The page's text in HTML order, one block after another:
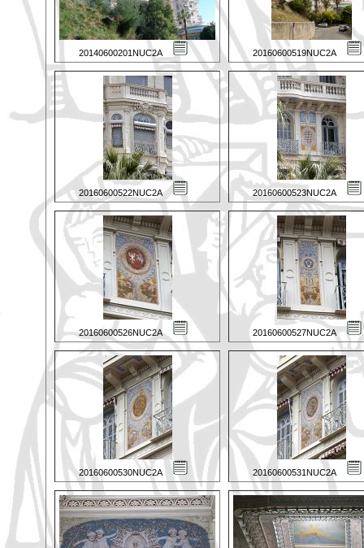
20140600201NUC2A 20160600519NUC2A
20160600522NUC2A 20160600523NUC2A
20160600526NUC2A 20160600527NUC2A
20160600530NUC2A 20160600531NUC2A